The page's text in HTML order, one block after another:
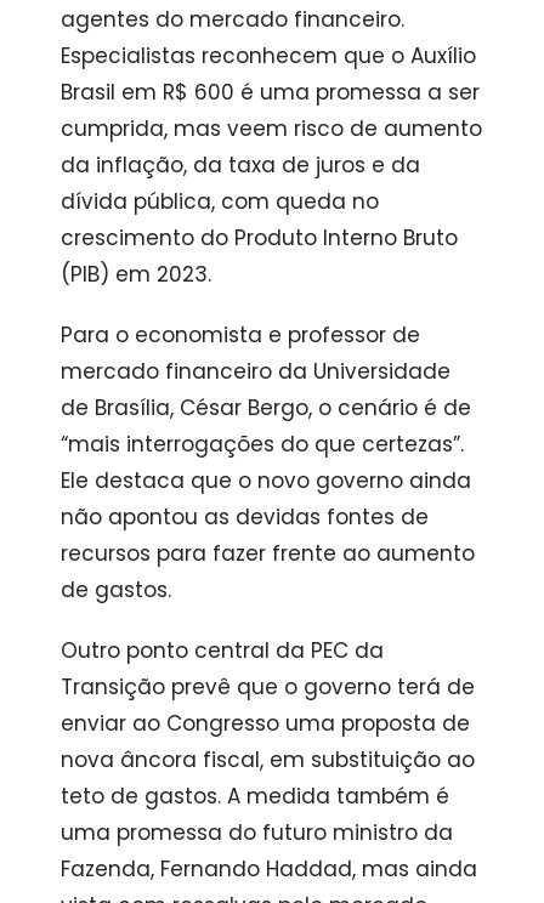
agentes do mercado financeiro.
Especialistas reconhecem que o Auxílio
Brasil em R$ 600 é uma promessa a ser
cumprida, mas veem risco de aumento
da inflação, da taxa de juros e da
dívida pública, com queda no
crescimento do Produto Interno Bruto
(PIB) em 2023.
Para o economista e professor de
mercado financeiro da Universidade
de Brasília, César Bergo, o cenário é de
“mais interrogações do que certezas”.
Ele destaca que o novo governo ainda
não apontou as devidas fontes de
recursos para fazer frente ao aumento
de gastos.
Outro ponto central da PEC da
Transição prevê que o governo terá de
enviar ao Congresso uma proposta de
nova âncora fiscal, em substituição ao
teto de gastos. A medida também é
uma promessa do futuro ministro da
Fazenda, Fernando Haddad, mas ainda